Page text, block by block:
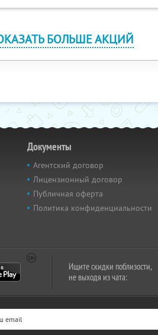
БОЛЬШЕ АКЦИЙ
Документы
Агентский договор
Лицензионный договор
Публичная оферта
Политика конфиденциальности
Ищите скидки поблизости,
не выходя из чата: